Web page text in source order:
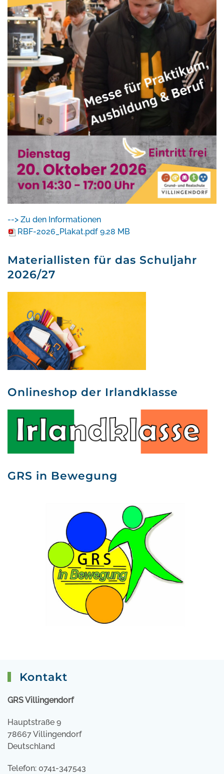
--> Zu den Informationen
RBF-2026_Plakat.pdf 9.28 MB
Materiallisten für das Schuljahr
2026/27
Onlineshop der Irlandklasse
GRS in Bewegung
Kontakt
GRS Villingendorf
Hauptstraße 9
78667 Villingendorf
Deutschland
Telefon: 0741-347543